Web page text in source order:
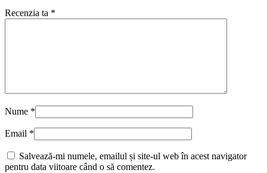
Recenzia ta *
Nume *
Email *
Salvează-mi numele, emailul și site-ul web în acest navigator
pentru data viitoare când o să comentez.